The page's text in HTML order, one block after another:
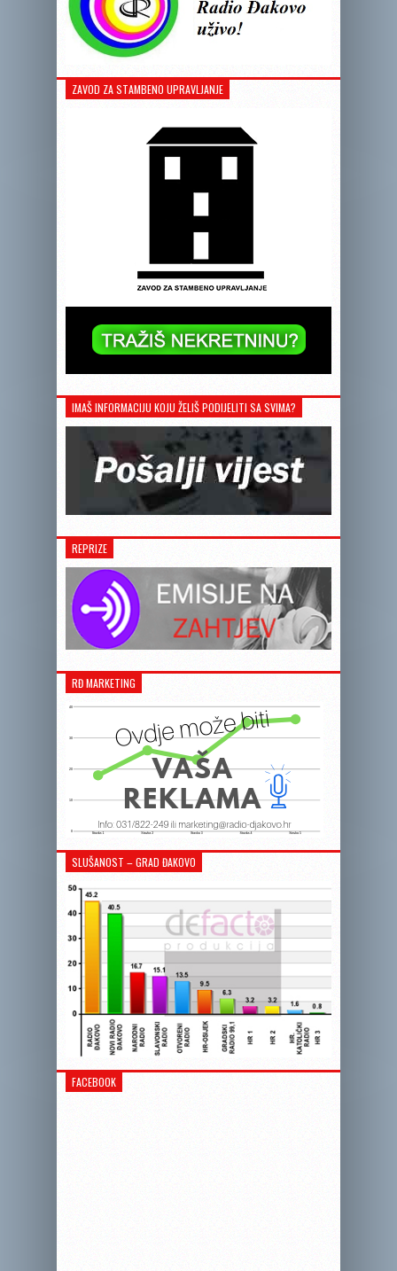
ZAVOD ZA STAMBENO UPRAVLJANJE
IMAŠ INFORMACIJU KOJU ŽELIŠ PODIJELITI SA SVIMA?
REPRIZE
RĐ MARKETING
SLUŠANOST – GRAD ĐAKOVO
FACEBOOK